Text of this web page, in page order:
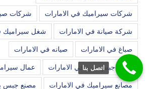
شركات سيراميك في الامارات شركات
شركة صيانة في الامارات شغل سيراميك
صباغ في الامارات صيانه في الامارات
عمال جبس بورد في الامارات عمال
مصانع سيراميك في الامارات مصنع جبس
اتصل بنا